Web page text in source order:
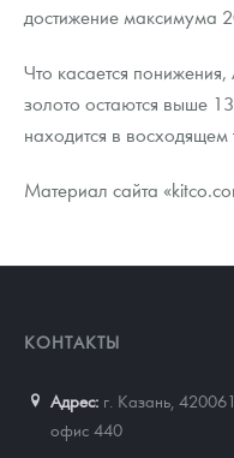
достижение максимума
Что касается
золото остаются выше
находится в восходящем
Материал сайта
КОНТАКТЫ
Адрес: г. Казань, 420061
офис 440